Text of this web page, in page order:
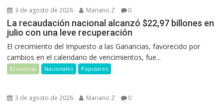
3 de agosto de 2026 Mariano Z 0
La recaudación nacional alcanzó $22,97 billones en
julio con una leve recuperación
El crecimiento del Impuesto a las Ganancias, favorecido por
cambios en el calendario de vencimientos, fue...
Economía Nacionales Populares
3 de agosto de 2026 Mariano Z 0